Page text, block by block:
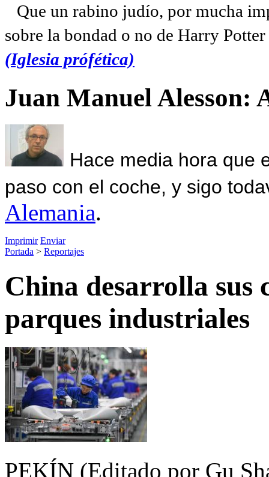
Que un rabino judío, por mucha
sobre la bondad o no de Harry
(Iglesia prófética)
Juan Manuel Alesson:
Hace media hora que
paso con el coche, y sigo
Alemania.
Imprimir Enviar
Portada > Reportajes
China desarrolla sus
parques industriales
PEKÍN (Editado por Gu